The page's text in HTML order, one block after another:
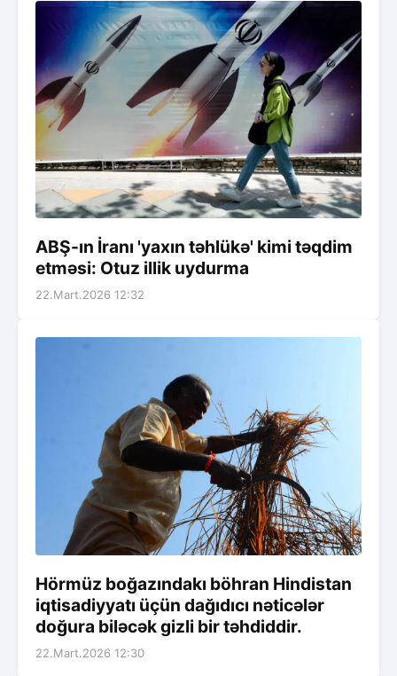
ABŞ-ın İranı 'yaxın təhlükə' kimi təqdim
etməsi: Otuz illik uydurma
22.Mart.2026 12:32
Hörmüz boğazındakı böhran Hindistan
iqtisadiyyatı üçün dağıdıcı nəticələr
doğura biləcək gizli bir təhdiddir.
22.Mart.2026 12:30